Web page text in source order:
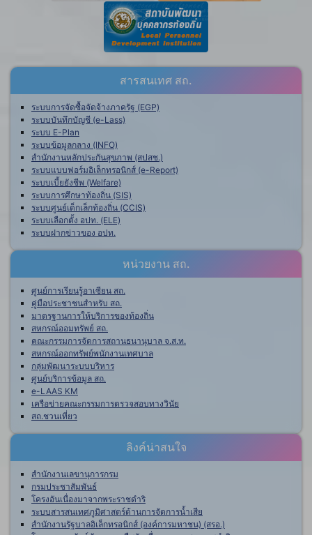
สารสนเทศ สถ.
ระบบการจัดซื้อจัดจ้างภาครัฐ (EGP)
ระบบบันทึกบัญชี (e-Lass)
ระบบ E-Plan
ระบบข้อมูลกลาง (INFO)
สำนักงานหลักประกันสุขภาพ (สปสช.)
ระบบแบบฟอร์มอิเล็กทรอนิกส์ (e-Report)
ระบบเบี้ยยังชีพ (Welfare)
ระบบการศึกษาท้องถิ่น (SIS)
ระบบศูนย์เด็กเล็กท้องถิ่น (CCIS)
ระบบเลือกตั้ง อปท. (ELE)
ระบบฝากข่าวของ อปท.
หน่วยงาน สถ.
ศูนย์การเรียนรู้อาเซียน สถ.
คู่มือประชาชนสำหรับ สถ.
มาตรฐานการให้บริการของท้องถิ่น
สหกรณ์ออมทรัพย์ สถ.
คณะกรรมการจัดการสถานธนานุบาล จ.ส.ท.
สหกรณ์ออกทรัพย์พนักงานเทศบาล
กลุ่มพัฒนาระบบบริหาร
ศูนย์บริการข้อมูล สถ.
e-LAAS KM
เครือข่ายคณะกรรมการตรวจสอบทางวินัย
สถ.ชวนเที่ยว
ลิงค์น่าสนใจ
สำนักงานเลขานุการกรม
กรมประชาสัมพันธ์
โครงอันเนื่องมาจากพระราชดำริ
ระบบสารสนเทศภูมิศาสตร์ด้านการจัดการน้ำเสีย
สำนักงานรัฐบาลอิเล็กทรอนิกส์ (องค์การมหาชน) (สรอ.)